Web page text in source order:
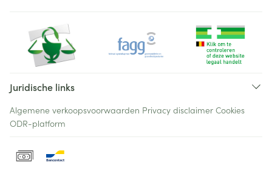
Juridische links
Algemene verkoopsvoorwaarden Privacy disclaimer Cookies
ODR-platform